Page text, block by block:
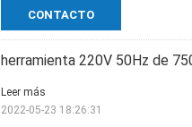
CONTACTO
herramienta 220V 50Hz de
Leer más
2022-05-23 18:26:31